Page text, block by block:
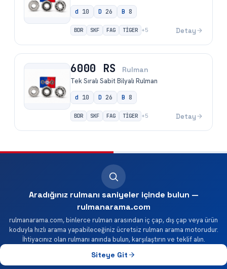
d 10 D 26 B 8
BDR SKF FAG TİGER +5 Detay
6000 RS Rulman
Tek Sıralı Sabit Bilyalı Rulman
d 10 D 26 B 8
BDR SKF FAG TİGER +5 Detay
Aradığınız rulmanı saniyeler içinde bulun —
rulmanarama.com
rulmanarama.com, binlerce rulman arasından iç çap, dış çap veya ürün
koduyla hızlı arama yapabileceğiniz ücretsiz rulman arama motorudur.
İhtiyacınız olan rulmanı anında bulun, karşılaştırın ve teklif alın.
Siteye Git